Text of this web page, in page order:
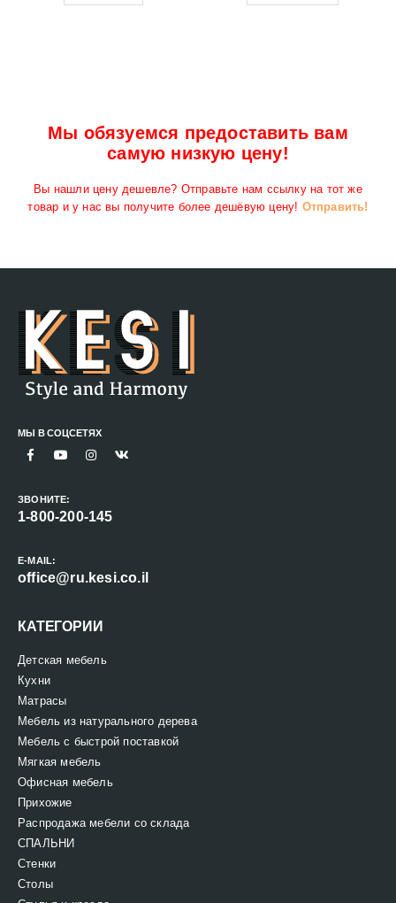
Мы обязуемся предоставить вам
самую низкую цену!
Вы нашли цену дешевле? Отправьте нам ссылку на тот же
товар и у нас вы получите более дешёвую цену! Отправить!
МЫ В СОЦСЕТЯХ
ЗВОНИТЕ:
1-800-200-145
E-MAIL:
office@ru.kesi.co.il
КАТЕГОРИИ
Детская мебель
Кухни
Матрасы
Мебель из натурального дерева
Мебель с быстрой поставкой
Мягкая мебель
Офисная мебель
Прихожие
Распродажа мебели со склада
СПАЛЬНИ
Стенки
Столы